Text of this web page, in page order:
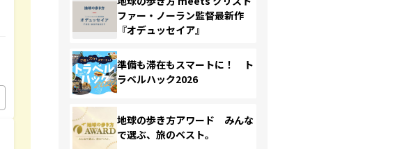
ファー・ノーラン監督最新作
『オデュッセイア』
準備も滞在もスマートに！ ト
ラベルハック2026
地球の歩き方アワード みんな
で選ぶ、旅のベスト。